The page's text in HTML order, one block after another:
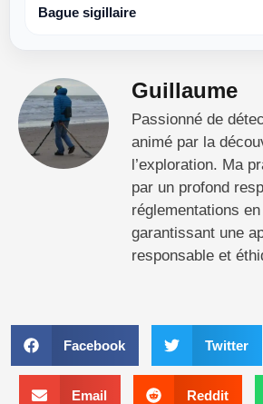
Bague sigillaire
Guillaume
Passionné de
animé par la
l’exploration. Ma
par un profond
réglementations
garantissant une
responsable et
Facebook Twitter
Email Reddit